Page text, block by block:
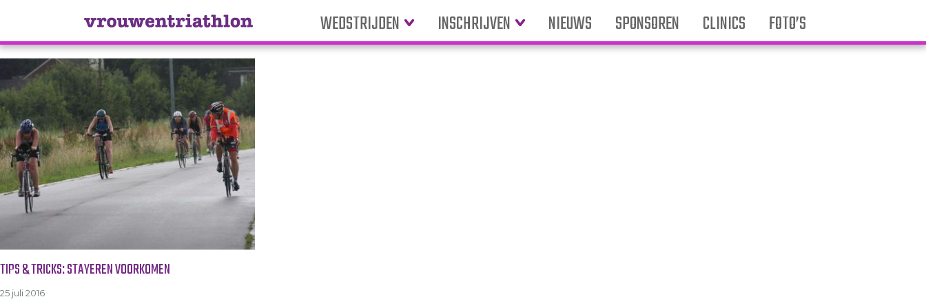
WEDSTRIJDEN INSCHRIJVEN NIEUWS SPONSOREN CLINICS FOTO’S
Tag Archive: jury
TIPS & TRICKS: STAYEREN VOORKOMEN
25 juli 2016